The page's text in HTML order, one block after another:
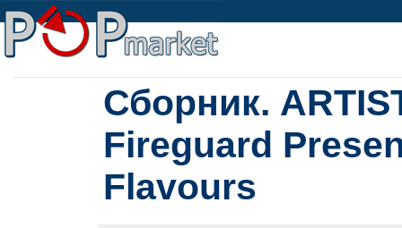
Сборник.
Fireguard
Flavours